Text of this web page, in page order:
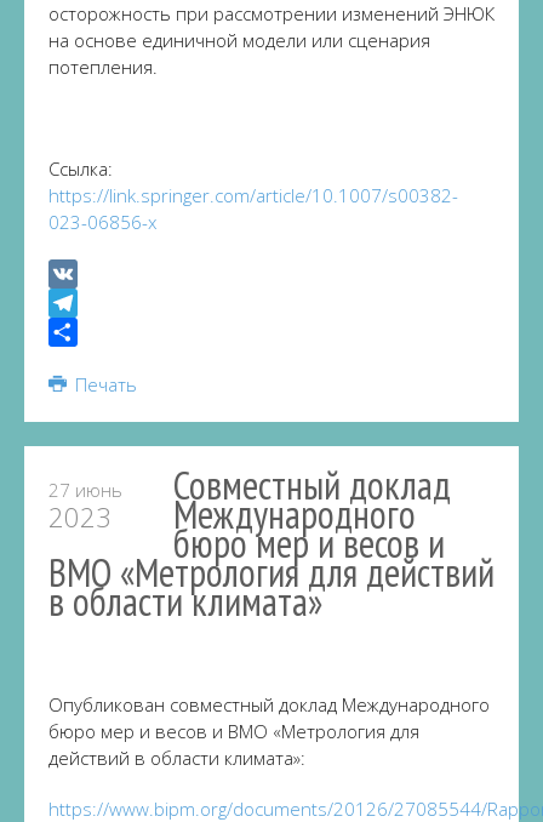
осторожность при рассмотрении изменений ЭНЮК
на основе единичной модели или сценария
потепления.
Ссылка:
https://link.springer.com/article/10.1007/s00382-
023-06856-x
VK
Telegram
Печать
27 июнь
2023
Совместный доклад
Международного
бюро мер и весов и
ВМО «Метрология для действий
в области климата»
Опубликован совместный доклад Международного
бюро мер и весов и ВМО «Метрология для
действий в области климата»:
https://www.bipm.org/documents/20126/27085544/